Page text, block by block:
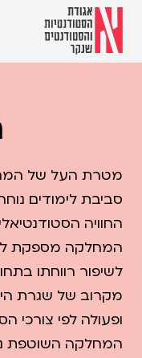
מטרת העל של
סביבת לימודים
החוויה
המחלקה מספקת
לשיפור רווחתו
מקרוב של שגרת
ופעולה לפי צורכי
המחלקה השוטפת